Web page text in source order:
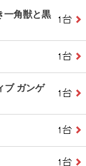
一角獣と黒
ブ ガンゲ